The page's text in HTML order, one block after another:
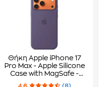
Θήκη Apple iPhone 17
Pro Max - Apple Silicone
Case with MagSafe -
Purple